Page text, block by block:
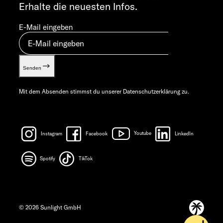
Erhalte die neuesten Infos.
E-Mail eingeben
Senden
Mit dem Absenden stimmst du unserer Datenschutzerklärung zu.
Instagram Facebook Youtube LinkedIn
Spotify TikTok
© 2026 Sunlight GmbH